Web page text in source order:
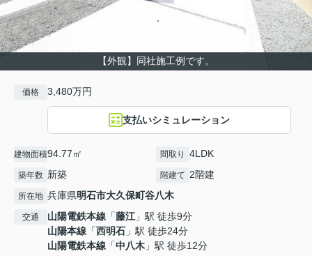
【外観】同社施工例です。
価格 3,480万円
支払いシミュレーション
建物面積94.77㎡ 間取り 4LDK
築年数 新築 階建て 2階建
所在地 兵庫県明石市大久保町谷八木
交通 山陽電鉄本線 「藤江」駅 徒歩9分
山陽本線 「西明石 」駅 徒歩24分
山陽電鉄本線 「中八木 」駅 徒歩12分